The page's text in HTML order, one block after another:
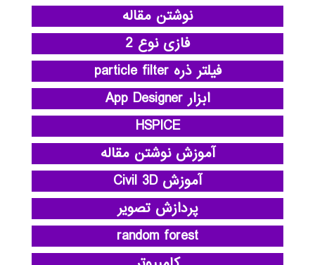
نوشتن مقاله
فازی نوع 2
فیلتر ذره particle filter
ابزار App Designer
HSPICE
آموزش نوشتن مقاله
آموزش Civil 3D
پردازش تصویر
random forest